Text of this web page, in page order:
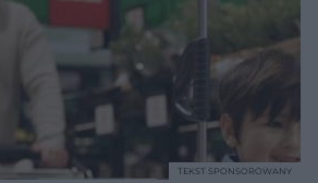
TEKST SPONSOROWANY